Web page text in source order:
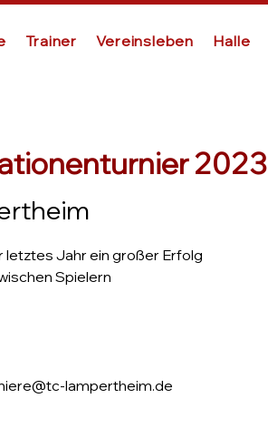
Trainer Vereinsleben Halle
2023
Jahr ein großer Erfolg
Spielern
lampertheim.de